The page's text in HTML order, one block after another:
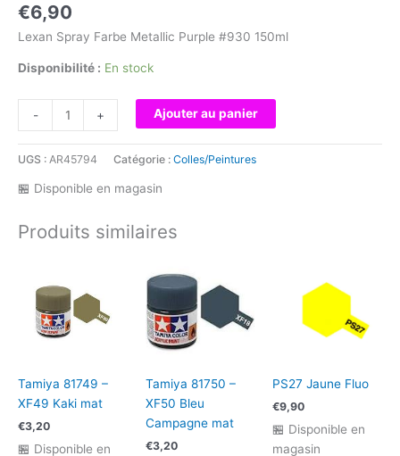
€6,90
Lexan Spray Farbe Metallic Purple #930 150ml
Disponibilité : En stock
-
de
Lexan
Spray
Farbe
Purple
+ Ajouter au panier
UGS : AR45794 Catégorie : Colles/Peintures
🏪 Disponible en magasin
Produits similaires
Tamiya 81749 –
XF49 Kaki mat
€3,20
🏪 Disponible en
Tamiya 81750 –
XF50 Bleu
Campagne mat
€3,20
PS27 Jaune Fluo
€9,90
🏪 Disponible en
magasin